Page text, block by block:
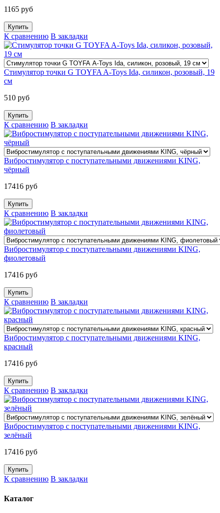
1165 руб
К сравнению В закладки
Стимулятор точки G TOYFA A-Toys Ida, силикон, розовый, 19
см
510 руб
К сравнению В закладки
Вибростимулятор с поступательными движениями KING,
чёрный
17416 руб
К сравнению В закладки
Вибростимулятор с поступательными движениями KING,
фиолетовый
17416 руб
К сравнению В закладки
Вибростимулятор с поступательными движениями KING,
красный
17416 руб
К сравнению В закладки
Вибростимулятор с поступательными движениями KING,
зелёный
17416 руб
К сравнению В закладки
Каталог